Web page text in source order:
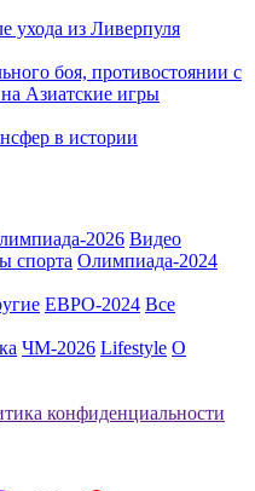
ухода из Ливерпуля
боя, противостоянии с
Азиатские игры
в истории
2026 Видео
спорта Олимпиада-2024
ЕВРО-2024 Все
ЧМ-2026 Lifestyle О
конфиденциальности